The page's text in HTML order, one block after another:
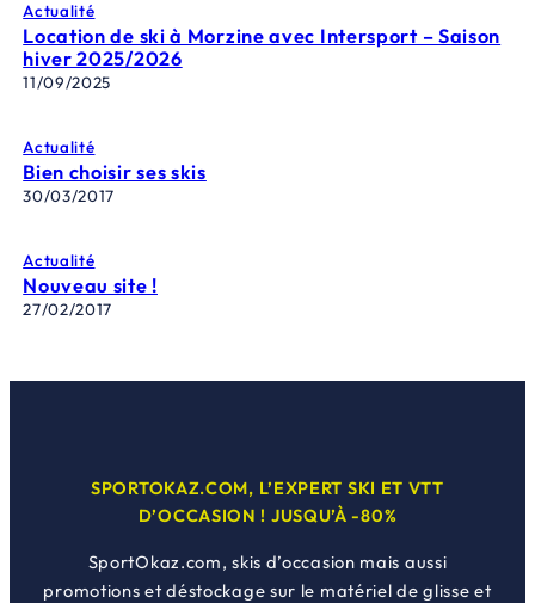
Actualité
Location de ski à Morzine avec Intersport – Saison
hiver 2025/2026
11/09/2025
Actualité
Bien choisir ses skis
30/03/2017
Actualité
Nouveau site !
27/02/2017
SPORTOKAZ.COM, L’EXPERT SKI ET VTT
D’OCCASION ! JUSQU’À -80%
SportOkaz.com, skis d’occasion mais aussi
promotions et déstockage sur le matériel de glisse et